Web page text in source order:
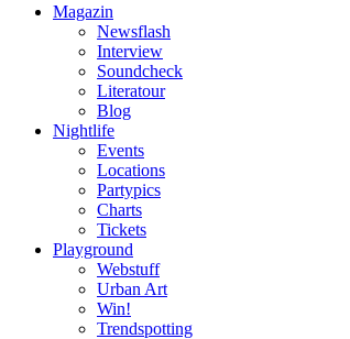
Magazin
Newsflash
Interview
Soundcheck
Literatour
Blog
Nightlife
Events
Locations
Partypics
Charts
Tickets
Playground
Webstuff
Urban Art
Win!
Trendspotting